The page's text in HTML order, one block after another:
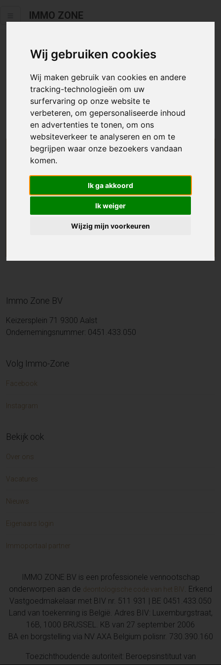
Wij gebruiken cookies
Wij maken gebruik van cookies en andere
tracking-technologieën om uw
surfervaring op onze website te
verbeteren, om gepersonaliseerde inhoud
en advertenties te tonen, om ons
websiteverkeer te analyseren en om te
begrijpen waar onze bezoekers vandaan
komen.
Ik ga akkoord
Ik weiger
Wijzig mijn voorkeuren
IMMO ZONE
Helaas staat dit zoekertje niet
meer online.
Neem zeker een kijkje in ons aanbod te koop
We helpen u graag zoeken
Maak hier een zoekprofiel aan en we houden u op
de hoogte van passend aanbod.
Immo Zone BV
Keizersplein 71 9300 Aalst
Ondernemingsnummer: 0451.433.050
Volg Immo-Zone
Facebook
Instagram
Bekijk ook
Over ons
Vacatures
Nieuws
Eigenaars login
Immoportaal partner
IMMO ZONE BV is een professionele vennootschap
onderworpen aan de deontologische code van het BIV. Erkend
Vastgoedmakelaar met BIV nr. 511 931 | BE 0451.433.050
Land van toekenning is België. Adres BIV: Luxemburgstraat,
16B, 1000 BRUSSEL. KB van 27 september 2006
BA en borgstelling via NV AXA Belgium polisnr. 730.390.160
Toezichthoudende autoriteit: Beroepsinstituut van